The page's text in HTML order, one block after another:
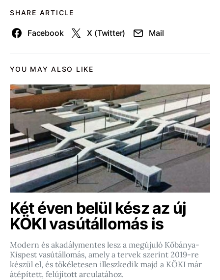
SHARE ARTICLE
Facebook X (Twitter) Mail
YOU MAY ALSO LIKE
Két éven belül kész az új
KÖKI vasútállomás is
Modern és akadálymentes lesz a megújuló Kőbánya-
Kispest vasútállomás, amely a tervek szerint 2019-re
készül el, és tökéletesen illeszkedik majd a KÖKI már
átépített, felújított arculatához.